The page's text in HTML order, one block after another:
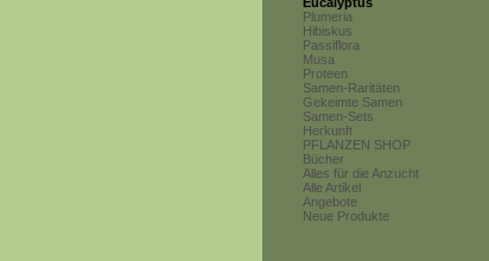
Plumeria
Hibiskus
Passiflora
Musa
Proteen
Samen-Raritäten
Gekeimte Samen
Samen-Sets
Herkunft
PFLANZEN SHOP
Bücher
Alles für die Anzucht
Alle Artikel
Angebote
Neue Produkte